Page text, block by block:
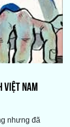
VIỆT NAM
nhưng đã